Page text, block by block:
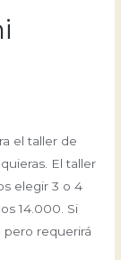
el taller de
El taller
elegir 3 o 4
14.000. Si
requerirá